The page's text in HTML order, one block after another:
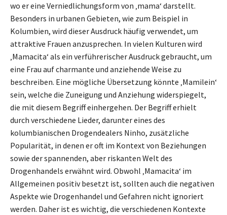
wo er eine Verniedlichungsform von ‚mama‘ darstellt.
Besonders in urbanen Gebieten, wie zum Beispiel in
Kolumbien, wird dieser Ausdruck häufig verwendet, um
attraktive Frauen anzusprechen. In vielen Kulturen wird
‚Mamacita‘ als ein verführerischer Ausdruck gebraucht, um
eine Frau auf charmante und anziehende Weise zu
beschreiben. Eine mögliche Übersetzung könnte ‚Mamilein‘
sein, welche die Zuneigung und Anziehung widerspiegelt,
die mit diesem Begriff einhergehen. Der Begriff erhielt
durch verschiedene Lieder, darunter eines des
kolumbianischen Drogendealers Ninho, zusätzliche
Popularität, in denen er oft im Kontext von Beziehungen
sowie der spannenden, aber riskanten Welt des
Drogenhandels erwähnt wird. Obwohl ‚Mamacita‘ im
Allgemeinen positiv besetzt ist, sollten auch die negativen
Aspekte wie Drogenhandel und Gefahren nicht ignoriert
werden. Daher ist es wichtig, die verschiedenen Kontexte